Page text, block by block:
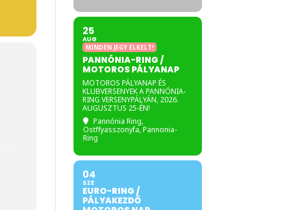
25
AUG
MINDEN JEGY ELKELT!
PANNÓNIA-RING /
MOTOROS PÁLYANAP
MOTOROS PÁLYANAP ÉS
KLUBVERSENYEK A PANNÓNIA-
RING VERSENYPÁLYÁN, 2026.
AUGUSZTUS 25-ÉN!
Pannónia Ring,
Ostffyasszonyfa, Pannonia-
Ring
04
SZE
EURO-RING /
PÁLYAKEZDŐ